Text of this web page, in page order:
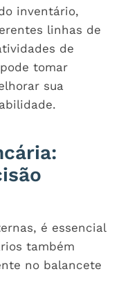
inventário,
linhas de
de
tomar
sua
é essencial
também
no balancete